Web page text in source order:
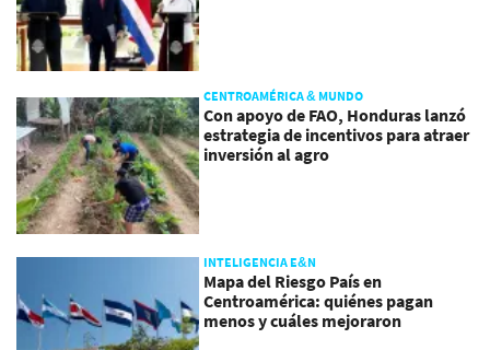
CENTROAMÉRICA & MUNDO
Con apoyo de FAO, Honduras lanzó
estrategia de incentivos para atraer
inversión al agro
INTELIGENCIA E&N
Mapa del Riesgo País en
Centroamérica: quiénes pagan
menos y cuáles mejoraron